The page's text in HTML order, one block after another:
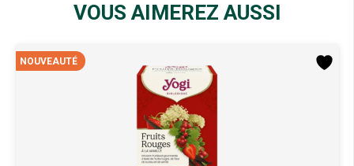
VOUS AIMEREZ AUSSI
NOUVEAUTÉ